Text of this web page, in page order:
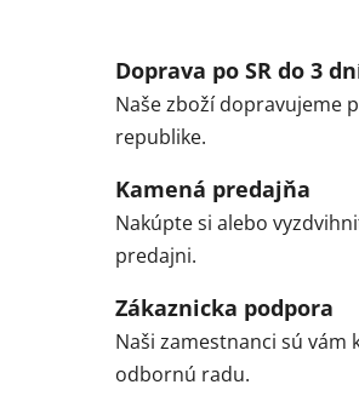
Doprava po SR do 3
Naše zboží dopravujeme
republike.
Kamená predajňa
Nakúpte si alebo
predajni.
Zákaznicka podpora
Naši zamestnanci sú vám
odbornú radu.